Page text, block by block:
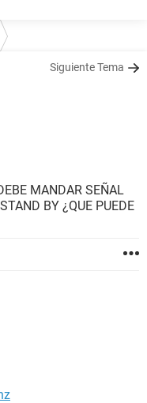
Siguiente Tema
MANDAR SEÑAL
BY ¿QUE PUEDE